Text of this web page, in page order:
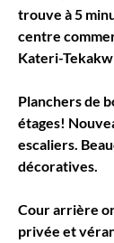
trouve à 5
centre
Kateri-
Planchers de
étages!
escaliers.
décoratives.
Cour arrière
privée et